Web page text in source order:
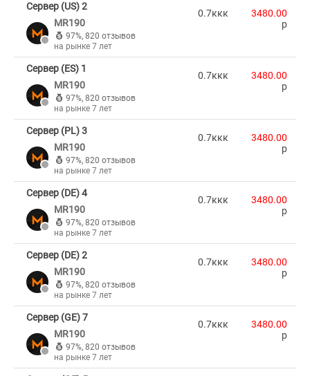
Сервер (US) 2
MR190
97%, 820 отзывов
на рынке 7 лет
0.7ккк
3480.00
p
Сервер (ES) 1
MR190
97%, 820 отзывов
на рынке 7 лет
0.7ккк
3480.00
p
Сервер (PL) 3
MR190
97%, 820 отзывов
на рынке 7 лет
0.7ккк
3480.00
p
Сервер (DE) 4
MR190
97%, 820 отзывов
на рынке 7 лет
0.7ккк
3480.00
p
Сервер (DE) 2
MR190
97%, 820 отзывов
на рынке 7 лет
0.7ккк
3480.00
p
Сервер (GE) 7
MR190
97%, 820 отзывов
на рынке 7 лет
0.7ккк
3480.00
p